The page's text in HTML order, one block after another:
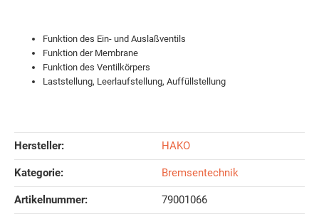
Funktion des Ein- und Auslaßventils
Funktion der Membrane
Funktion des Ventilkörpers
Laststellung, Leerlaufstellung, Auffüllstellung
Hersteller: HAKO
Kategorie: Bremsentechnik
Artikelnummer: 79001066